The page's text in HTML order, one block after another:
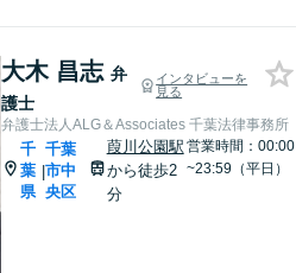
大木 昌志 弁
護士
インタビューを
見る
弁護士法人ALG＆Associates 千葉法律事務所
千
葉
県
|
千葉
市中
央区
葭川公園駅
から徒歩2
分
営業時間：00:00
~23:59（平日）